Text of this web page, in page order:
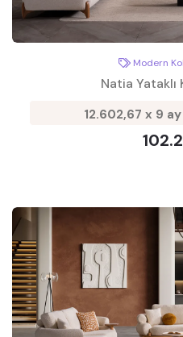
Modern
Natia Yataklı
12.602,67 x 9 ay